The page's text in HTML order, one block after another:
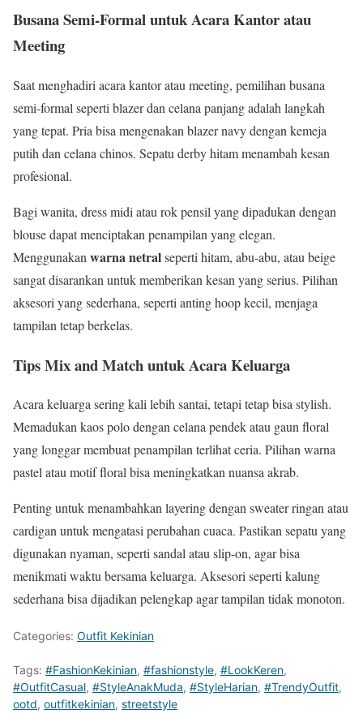
Busana Semi-Formal untuk Acara Kantor atau
Meeting
Saat menghadiri acara kantor atau meeting, pemilihan busana
semi-formal seperti blazer dan celana panjang adalah langkah
yang tepat. Pria bisa mengenakan blazer navy dengan kemeja
putih dan celana chinos. Sepatu derby hitam menambah kesan
profesional.
Bagi wanita, dress midi atau rok pensil yang dipadukan dengan
blouse dapat menciptakan penampilan yang elegan.
Menggunakan warna netralseperti hitam, abu-abu, atau beige
sangat disarankan untuk memberikan kesan yang serius. Pilihan
aksesori yang sederhana, seperti anting hoop kecil, menjaga
tampilan tetap berkelas.
Tips Mix and Match untuk Acara Keluarga
Acara keluarga sering kali lebih santai, tetapi tetap bisa stylish.
Memadukan kaos polo dengan celana pendek atau gaun floral
yang longgar membuat penampilan terlihat ceria. Pilihan warna
pastel atau motif floral bisa meningkatkan nuansa akrab.
Penting untuk menambahkan layering dengan sweater ringan atau
cardigan untuk mengatasi perubahan cuaca. Pastikan sepatu yang
digunakan nyaman, seperti sandal atau slip-on, agar bisa
menikmati waktu bersama keluarga. Aksesori seperti kalung
sederhana bisa dijadikan pelengkap agar tampilan tidak monoton.
Categories: Outfit Kekinian
Tags: #FashionKekinian, #fashionstyle, #LookKeren,
#OutfitCasual, #StyleAnakMuda, #StyleHarian, #TrendyOutfit,
ootd, outfitkekinian, streetstyle